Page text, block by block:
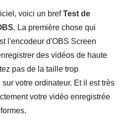
voici un brefTest de
. La première chose qui
l'encodeur d'OBS Screen
des vidéos de haute
pas de la taille trop
votre ordinateur. Et il est très
votre vidéo enregistrée